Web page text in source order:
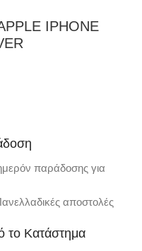
IPHONE
παράδοσης για
αποστολές
το Κατάστημα